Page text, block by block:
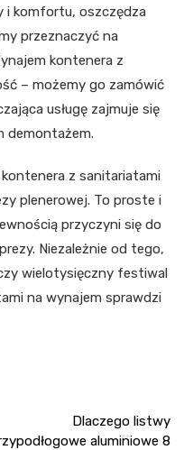
i komfortu, oszczędza
przeznaczyć na
kontenera z
– możemy go zamówić
usługę zajmuje się
demontażem.
z sanitariatami
plenerowej. To proste i
przyczyni się do
Niezależnie od tego,
wielotysięczny festiwal
na wynajem sprawdzi
Dlaczego listwy
aluminiowe 8